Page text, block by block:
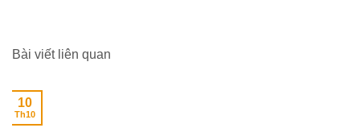
Bài viết liên quan
10
Th10